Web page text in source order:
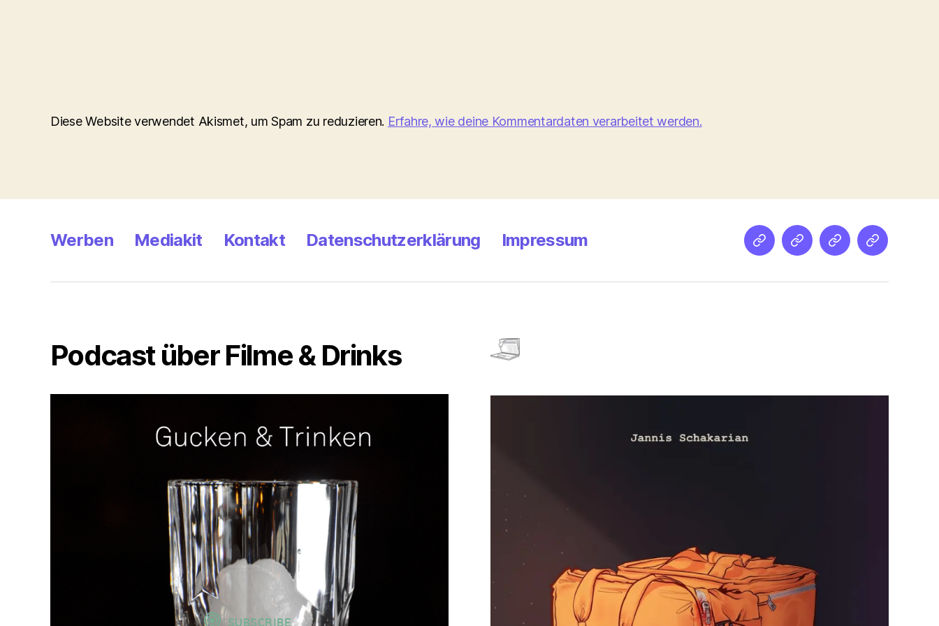
Diese Website verwendet Akismet, um Spam zu reduzieren. Erfahre, wie deine Kommentardaten verarbeitet werden.
Werben Mediakit Kontakt Datenschutzerklärung Impressum
Netz
Medienstreamletter
Podcast
Podcast über Filme & Drinks